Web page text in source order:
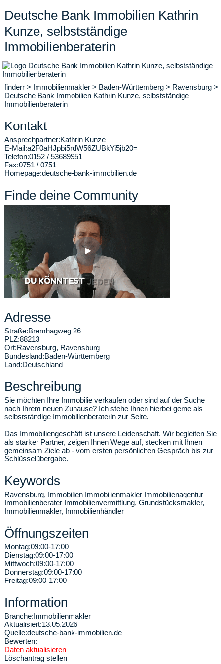
Deutsche Bank Immobilien Kathrin
Kunze, selbstständige
Immobilienberaterin
finderr > Immobilienmakler > Baden-Württemberg > Ravensburg >
Deutsche Bank Immobilien Kathrin Kunze, selbstständige
Immobilienberaterin
Kontakt
Ansprechpartner:Kathrin Kunze
E-Mail:a2F0aHJpbi5rdW56ZUBkYi5jb20=
Telefon:0152 / 53689951
Fax:0751 / 0751
Homepage:deutsche-bank-immobilien.de
Finde deine Community
Adresse
Straße:Bremhagweg 26
PLZ:88213
Ort:Ravensburg, Ravensburg
Bundesland:Baden-Württemberg
Land:Deutschland
Beschreibung
Sie möchten Ihre Immobilie verkaufen oder sind auf der Suche
nach Ihrem neuen Zuhause? Ich stehe Ihnen hierbei gerne als
selbstständige Immobilienberaterin zur Seite.
Das Immobiliengeschäft ist unsere Leidenschaft. Wir begleiten Sie
als starker Partner, zeigen Ihnen Wege auf, stecken mit Ihnen
gemeinsam Ziele ab - vom ersten persönlichen Gespräch bis zur
Schlüsselübergabe.
Keywords
Ravensburg, Immobilien Immobilienmakler Immobilienagentur
Immobilienberater Immobilienvermittlung, Grundstücksmakler,
Immobilienmakler, Immobilienhändler
Öffnungszeiten
Montag:09:00-17:00
Dienstag:09:00-17:00
Mittwoch:09:00-17:00
Donnerstag:09:00-17:00
Freitag:09:00-17:00
Information
Branche:Immobilienmakler
Aktualisiert:13.05.2026
Quelle:deutsche-bank-immobilien.de
Bewerten:
Daten aktualisieren
Löschantrag stellen